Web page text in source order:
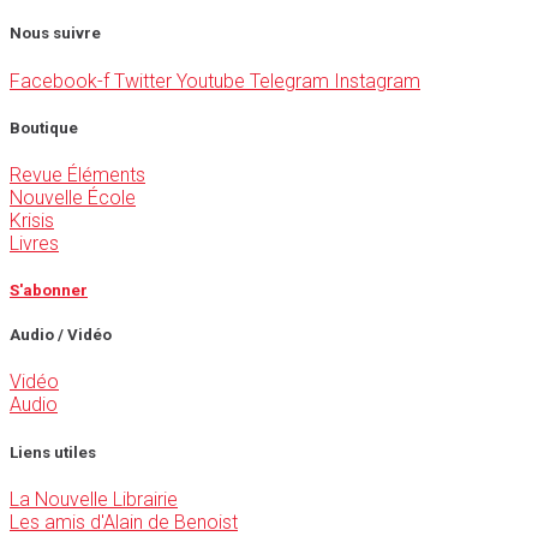
Nous suivre
Facebook-f Twitter Youtube Telegram Instagram
Boutique
Revue Éléments
Nouvelle École
Krisis
Livres
S'abonner
Audio / Vidéo
Vidéo
Audio
Liens utiles
La Nouvelle Librairie
Les amis d'Alain de Benoist